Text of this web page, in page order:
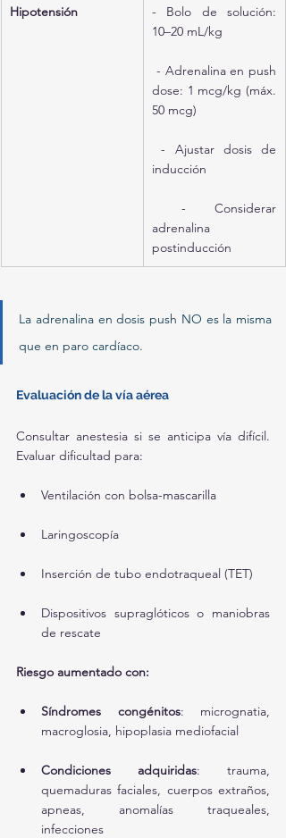
Hipotensión
- Bolo de solución:
10–20 mL/kg
- Adrenalina en push
dose: 1 mcg/kg (máx.
50 mcg)
- Ajustar dosis de
inducción
- Considerar
adrenalina
postinducción
La adrenalina en dosis push NO es la misma
que en paro cardíaco.
Evaluación de la vía aérea
Consultar anestesia si se anticipa vía difícil.
Evaluar dificultad para:
Ventilación con bolsa-mascarilla
Laringoscopía
Inserción de tubo endotraqueal (TET)
Dispositivos supraglóticos o maniobras
de rescate
Riesgo aumentado con:
Síndromes congénitos: micrognatia,
macroglosia, hipoplasia mediofacial
Condiciones adquiridas: trauma,
quemaduras faciales, cuerpos extraños,
apneas, anomalías traqueales,
infecciones